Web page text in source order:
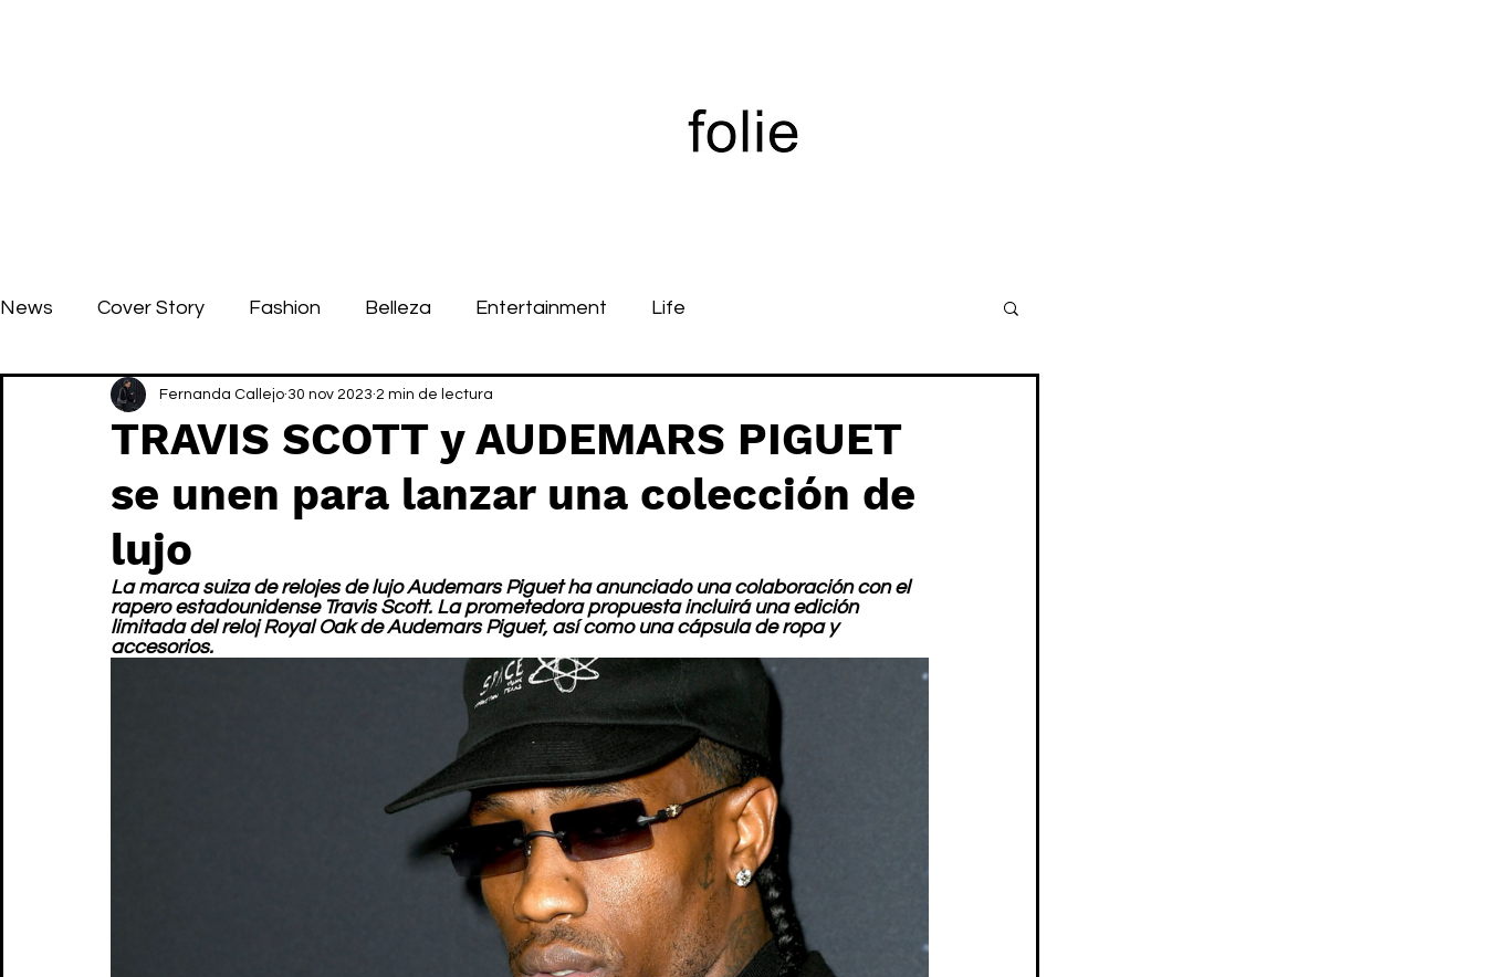
News Cover Story Fashion Belleza Entertainment Life
TRAVIS SCOTT y AUDEMARS PIGUET
se unen para lanzar una colección de
lujo
Fernanda Callejo 30 nov 2023 2 min de lectura
La marca suiza de relojes de lujo Audemars Piguet ha anunciado una colaboración con el
rapero estadounidense Travis Scott. La prometedora propuesta incluirá una edición
limitada del reloj Royal Oak de Audemars Piguet, así como una cápsula de ropa y
accesorios.